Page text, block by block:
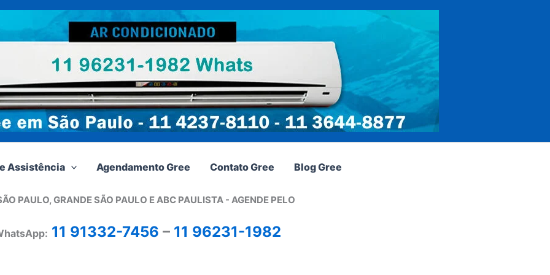
Assistência Agendamento Gree Contato Gree Blog Gree
PAULO, GRANDE SÃO PAULO E ABC PAULISTA - AGENDE PELO
11 91332-7456 – 11 96231-1982